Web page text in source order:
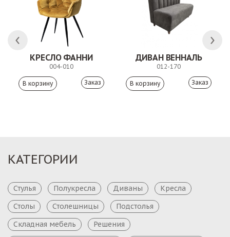
КРЕСЛО ФАННИ
004-010
Заказ
ДИВАН ВЕННАЛЬ
012-170
Заказ
КАТЕГОРИИ
Стулья Полукресла Диваны
Кресла
Столы
Столешницы
Подстолья
Складная мебель
Решения